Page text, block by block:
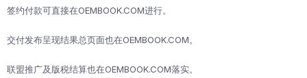
签约付款可直接在OEMBOOK.COM进行。
交付发布呈现结果总页面也在OEMBOOK.COM。
联盟推广及版税结算也在OEMBOOK.COM落实。